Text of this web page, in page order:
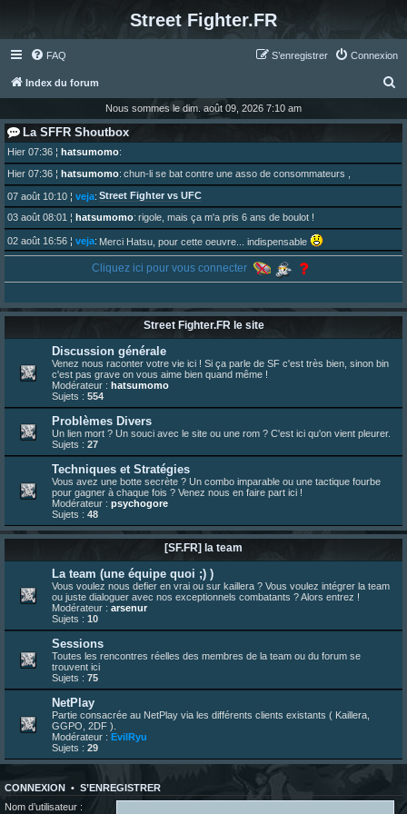
Street Fighter.FR
FAQ Connexion
S’enregistrer
Index du forum
c
e
Nous sommes le dim. août 09, 2026 7:10 am
La SFFR Shoutbox
Hier 07:36 ¦ hatsumomo:
Hier 07:36 ¦ hatsumomo: chun-li se bat contre une asso de consommateurs ,
07 août 10:10 ¦ veja: Street Fighter vs UFC
03 août 08:01 ¦ hatsumomo: rigole, mais ça m'a pris 6 ans de boulot !
02 août 16:56 ¦ veja: Merci Hatsu, pour cette oeuvre... indispensable
Vous y trouverez du sesque, de l'humour, du sesque, des combats et plein de lore SF !
01 août 08:08¦hatsumomo:
Aujourd'hui, c'est le yaoi day. Pour la peine je reposte ma dernière fic.
30 juil. 07:22¦hatsumomo:
Un futur indispensable :https://x.com/preterniadotcom/status/20 ... 8820352079
26 juil. 22:09¦hatsumomo:bio de Alex en ligne les gens !
13 juil. 09:53¦hatsumomo
bonjour les amis, je viens de poster ma 1e review de figurine !
23 juin 10:36¦indy:une très chouette SFFR shoutbox !
23 juin 07:30¦hatsumomo:nouvelle trad caniculaire les amis !
23 juin 07:26¦hatsumomo:shoutbox réinitialisée
22 juin 12:27¦indy: Yo !
22 juin 08:49¦veja:Yo
Cliquez ici pour vous connecter
Street Fighter.FR le site
Discussion générale
Venez nous raconter votre vie ici ! Si ça parle de SF c'est très bien, sinon bin
c'est pas grave on vous aime bien quand même !
Modérateur : hatsumomo
Sujets : 554
Problèmes Divers
Un lien mort ? Un souci avec le site ou une rom ? C'est ici qu'on vient pleurer.
Sujets : 27
Techniques et Stratégies
Vous avez une botte secrète ? Un combo imparable ou une tactique fourbe
pour gagner à chaque fois ? Venez nous en faire part ici !
Modérateur : psychogore
Sujets : 48
[SF.FR] la team
La team (une équipe quoi ;) )
Vous voulez nous defier en vrai ou sur kaillera ? Vous voulez intégrer la team
ou juste dialoguer avec nos exceptionnels combatants ? Alors entrez !
Modérateur : arsenur
Sujets : 10
Sessions
Toutes les rencontres réelles des membres de la team ou du forum se
trouvent ici
Sujets : 75
NetPlay
Partie consacrée au NetPlay via les différents clients existants ( Kaillera,
GGPO, 2DF ).
Modérateur : EvilRyu
Sujets : 29
CONNEXION • S’ENREGISTRER
Nom d’utilisateur :